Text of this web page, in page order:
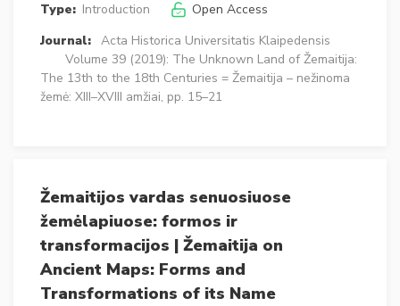
Type: Introduction
Open Access
Journal: Acta Historica Universitatis Klaipedensis
Volume 39 (2019): The Unknown Land of Žemaitija:
The 13th to the 18th Centuries = Žemaitija – nežinoma
žemė: XIII–XVIII amžiai, pp. 15–21
Žemaitijos vardas senuosiuose
žemėlapiuose: formos ir
transformacijos | Žemaitija on
Ancient Maps: Forms and
Transformations of its Name